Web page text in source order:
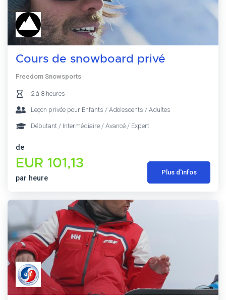
Cours de snowboard privé
Freedom Snowsports
2 à 8 heures
Leçon privée pour Enfants / Adolescents / Adultes
Débutant / Intermédiaire / Avancé / Expert
de
EUR 101,13
par heure
Plus d'infos